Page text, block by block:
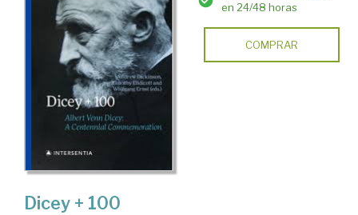
en 24/48 horas
COMPRAR
Dicey + 100